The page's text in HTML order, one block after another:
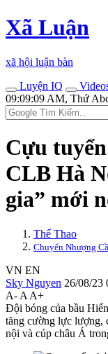
Xã Luận
xã hội luận bàn
Luyện IQ
09:09:09 AM, Thứ
Cựu
CLB Hà
gia” mới
Thể Thao
Chuyển Nhượng
VN EN
Sky Nguyen 26/08/23
A- A A+
Đội bóng của bầu
tăng cường lực lượng,
nội và cúp châu Á